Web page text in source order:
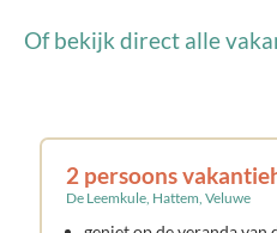
Of bekijk direct alle
2 persoons
De Leemkule, Hattem, Veluwe